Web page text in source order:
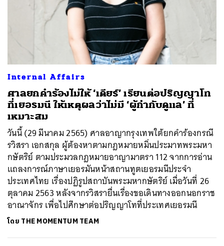
Internal Affairs
ศาลยกคำร้องไม่ให้ ‘เดียร์’ เรียนต่อปริญญาโท
ที่เยอรมนี ให้เหตุผลว่าไม่มี ‘ผู้กำกับดูแล’ ที่
เหมาะสม
วันนี้ (29 มีนาคม 2565) ศาลอาญากรุงเทพใต้ยกคำร้องกรณี
รวิสรา เอกสกุล ผู้ต้องหาตามกฎหมายหมิ่นประมาทพระมหา
กษัตริย์ ตามประมวลกฎหมายอาญามาตรา 112 จากการอ่าน
แถลงการณ์ภาษาเยอรมันหน้าสถานทูตเยอรมนีประจำ
ประเทศไทย เรื่องปฏิรูปสถาบันพระมหากษัตริย์ เมื่อวันที่ 26
ตุลาคม 2563 หลังจากรวิสรายื่นเรื่องขอเดินทางออกนอกราช
อาณาจักร เพื่อไปศึกษาต่อปริญญาโทที่ประเทศเยอรมนี
โดย THE MOMENTUM TEAM